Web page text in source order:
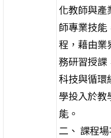
化教師與產
師專業技能
程，藉由業
務研習授課
科技與循環
學投入於教
能。
二、 課程場